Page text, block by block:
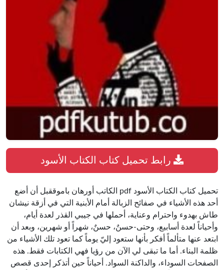
تحميل كتاب الكتاب الأسود pdf الكاتب أورهان باموققبل أن أضع
أحد هذه الأشياء في صفائح الزبالة أمام الأبنية التي في أزقة نيشان
طاش بهدوء واحترام وعناية، أحملها في جيبي القذر لعدة أيام،
وأحياناً لعدة أسابيع، وحتى-حسنٌ، حسنٌ، شهراً أو شهرين، وبعد أن
ابتعد عنها متألماً أفكر بأنها ستعود إليّ يوماً كما تعود تلك الأشياء من
ظلمة البناء. أما ما تبقى لي الآن من رؤيا فهي الكتابات فقط. هذه
الصفحات السوداء، والداكنة السواد. أحياناً حين أتذكر إحدى قصص